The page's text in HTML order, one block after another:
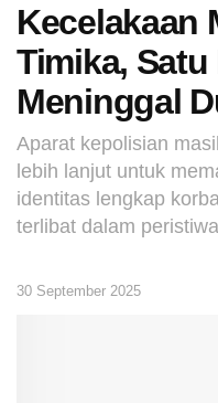
Kecelakaan
Timika,
Meninggal
Aparat kepolisian
lebih lanjut untuk
identitas lengkap
terlibat dalam
30 September 2025